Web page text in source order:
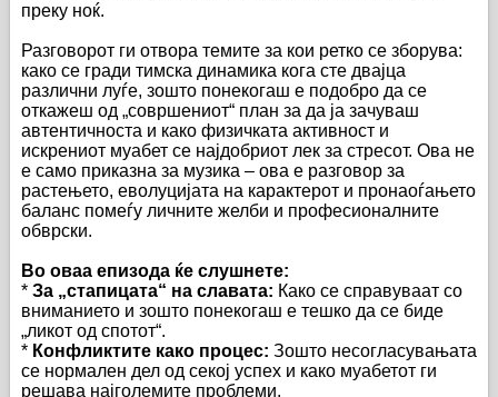
преку ноќ.
Разговорот ги отвора темите за кои ретко се зборува:
како се гради тимска динамика кога сте двајца
различни луѓе, зошто понекогаш е подобро да се
откажеш од „совршениот“ план за да ја зачуваш
автентичноста и како физичката активност и
искрениот муабет се најдобриот лек за стресот. Ова не
е само приказна за музика – ова е разговор за
растењето, еволуцијата на карактерот и пронаоѓањето
баланс помеѓу личните желби и професионалните
обврски.
Во оваа епизода ќе слушнете:
* За „стапицата“ на славата: Како се справуваат со
вниманието и зошто понекогаш е тешко да се биде
„ликот од спотот“.
* Конфликтите како процес: Зошто несогласувањата
се нормален дел од секој успех и како муабетот ги
решава најголемите проблеми.